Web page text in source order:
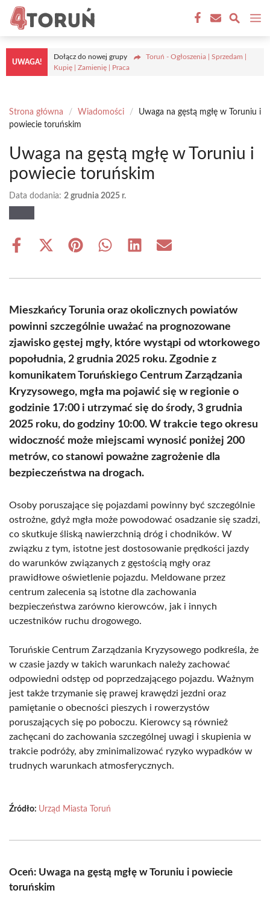
Przejdź
treści
UWAGA!
Dołącz do nowej grupy
Toruń - Ogłoszenia | Sprzedam |
Kupię | Zamienię | Praca
Strona główna / Wiadomości /
Uwaga na gęstą mgłę w Toruniu i
powiecie toruńskim
Uwaga na gęstą mgłę w Toruniu i
powiecie toruńskim
Data dodania: 2 grudnia 2025 r.
Share
Share
(Twitter)
Share Share Share Share
Mieszkańcy Torunia oraz okolicznych powiatów
powinni szczególnie uważać na prognozowane
zjawisko gęstej mgły, które wystąpi od wtorkowego
popołudnia, 2 grudnia 2025 roku. Zgodnie z
komunikatem Toruńskiego Centrum Zarządzania
Kryzysowego, mgła ma pojawić się w regionie o
godzinie 17:00 i utrzymać się do środy, 3 grudnia
2025 roku, do godziny 10:00. W trakcie tego okresu
widoczność może miejscami wynosić poniżej 200
metrów, co stanowi poważne zagrożenie dla
bezpieczeństwa na drogach.
Osoby poruszające się pojazdami powinny być szczególnie
ostrożne, gdyż mgła może powodować osadzanie się szadzi,
co skutkuje śliską nawierzchnią dróg i chodników. W
związku z tym, istotne jest dostosowanie prędkości jazdy
do warunków związanych z gęstością mgły oraz
prawidłowe oświetlenie pojazdu. Meldowane przez
centrum zalecenia są istotne dla zachowania
bezpieczeństwa zarówno kierowców, jak i innych
uczestników ruchu drogowego.
Toruńskie Centrum Zarządzania Kryzysowego podkreśla, że
w czasie jazdy w takich warunkach należy zachować
odpowiedni odstęp od poprzedzającego pojazdu. Ważnym
jest także trzymanie się prawej krawędzi jezdni oraz
pamiętanie o obecności pieszych i rowerzystów
poruszających się po poboczu. Kierowcy są również
zachęcani do zachowania szczególnej uwagi i skupienia w
trakcie podróży, aby zminimalizować ryzyko wypadków w
trudnych warunkach atmosferycznych.
Źródło: Urząd Miasta Toruń
Oceń: Uwaga na gęstą mgłę w Toruniu i powiecie
toruńskim